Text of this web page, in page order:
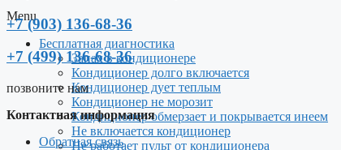
Menu
Бесплатная диагностика
Запах в кондиционере
Кондиционер долго включается
Кондиционер дует теплым
Кондиционер не морозит
Кондиционер обмерзает и покрывается инеем
Не включается кондиционер
Не работает пульт от кондиционера
+7 (903) 136-68-36
+7 (499) 136-68-36
позвоните нам
Контактная информация
Обратная связь